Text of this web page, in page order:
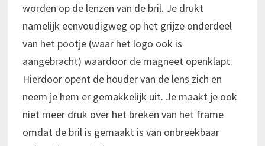
worden op de lenzen van de bril. Je drukt
namelijk eenvoudigweg op het grijze onderdeel
van het pootje (waar het logo ook is
aangebracht) waardoor de magneet openklapt.
Hierdoor opent de houder van de lens zich en
neem je hem er gemakkelijk uit. Je maakt je ook
niet meer druk over het breken van het frame
omdat de bril is gemaakt is van onbreekbaar